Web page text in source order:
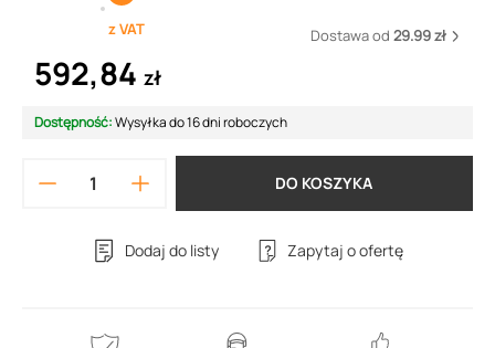
z VAT Dostawa od 29.99 zł
592,84 zł
Dostępność:Wysyłka do 16 dni roboczych
DO KOSZYKA
Dodaj do listy Zapytaj o ofertę